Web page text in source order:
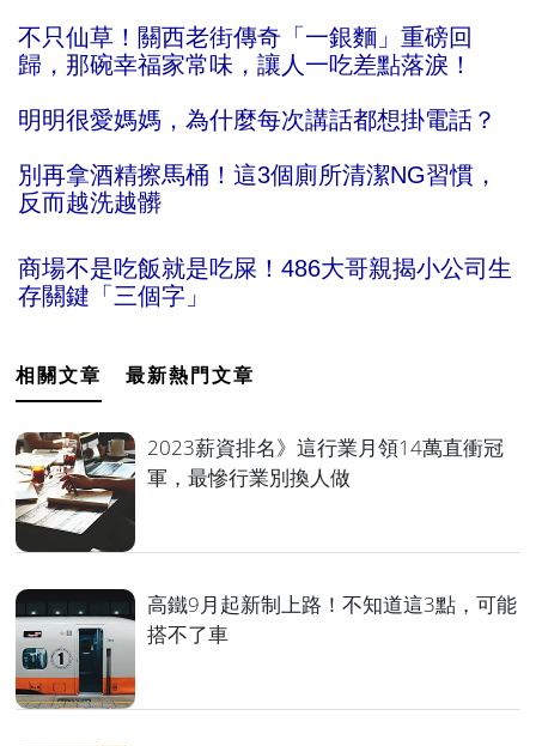
不只仙草！關西老街傳奇「一銀麵」重磅回
歸，那碗幸福家常味，讓人一吃差點落淚！
明明很愛媽媽，為什麼每次講話都想掛電話？
別再拿酒精擦馬桶！這3個廁所清潔NG習慣，
反而越洗越髒
商場不是吃飯就是吃屎！486大哥親揭小公司生
存關鍵「三個字」
相關文章 最新熱門文章
2023薪資排名》這行業月領14萬直衝冠
軍，最慘行業別換人做
高鐵9月起新制上路！不知道這3點，可能
搭不了車